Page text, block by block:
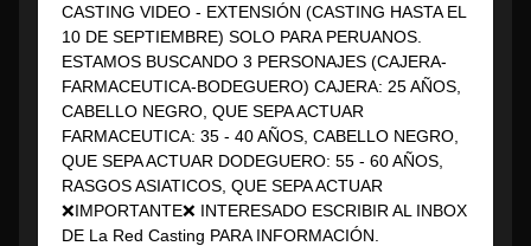
CASTING VIDEO - EXTENSIÓN (CASTING HASTA EL
10 DE SEPTIEMBRE) SOLO PARA PERUANOS.
ESTAMOS BUSCANDO 3 PERSONAJES (CAJERA-
FARMACEUTICA-BODEGUERO) CAJERA: 25 AÑOS,
CABELLO NEGRO, QUE SEPA ACTUAR
FARMACEUTICA: 35 - 40 AÑOS, CABELLO NEGRO,
QUE SEPA ACTUAR DODEGUERO: 55 - 60 AÑOS,
RASGOS ASIATICOS, QUE SEPA ACTUAR
❌IMPORTANTE❌ INTERESADO ESCRIBIR AL INBOX
DE La Red Casting PARA INFORMACIÓN.